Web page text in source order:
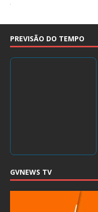
PREVISÃO DO TEMPO
GVNEWS TV